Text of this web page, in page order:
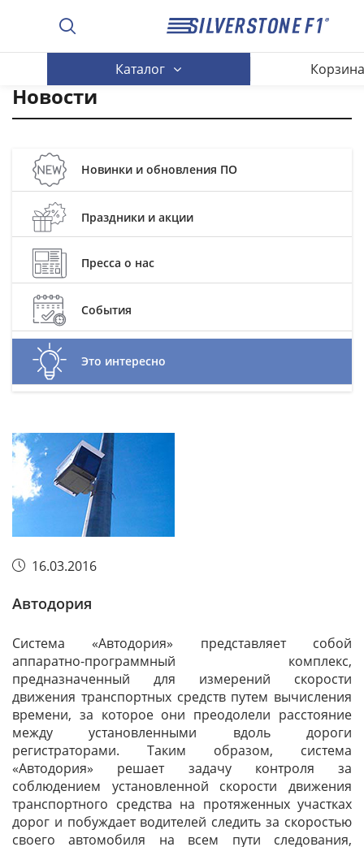
Каталог Корзина
Новости
Новинки и обновления ПО
Праздники и акции
Пресса о нас
События
Это интересно
16.03.2016
Автодория
Система «Автодория» представляет собой
аппаратно-программный комплекс,
предназначенный для измерений скорости
движения транспортных средств путем вычисления
времени, за которое они преодолели расстояние
между установленными вдоль дороги
регистраторами. Таким образом, система
«Автодория» решает задачу контроля за
соблюдением установленной скорости движения
транспортного средства на протяженных участках
дорог и побуждает водителей следить за скоростью
своего автомобиля на всем пути следования,